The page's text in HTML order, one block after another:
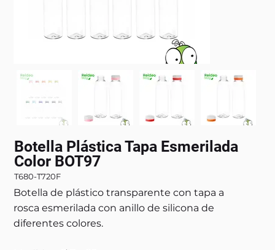
Botella Plástica Tapa Esmerilada
Color BOT97
T680-T720F
Botella de plástico transparente con tapa a
rosca esmerilada con anillo de silicona de
diferentes colores.